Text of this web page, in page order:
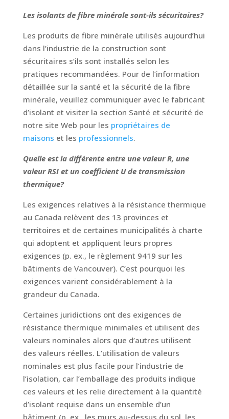
Les isolants de fibre minérale sont-ils sécuritaires?
Les produits de fibre minérale utilisés aujourd’hui
dans l’industrie de la construction sont
sécuritaires s’ils sont installés selon les
pratiques recommandées. Pour de l’information
détaillée sur la santé et la sécurité de la fibre
minérale, veuillez communiquer avec le fabricant
d’isolant et visiter la section Santé et sécurité de
notre site Web pour les propriétaires de
maisons et les professionnels.
Quelle est la différente entre une valeur R, une
valeur RSI et un coefficient U de transmission
thermique?
Les exigences relatives à la résistance thermique
au Canada relèvent des 13 provinces et
territoires et de certaines municipalités à charte
qui adoptent et appliquent leurs propres
exigences (p. ex., le règlement 9419 sur les
bâtiments de Vancouver). C’est pourquoi les
exigences varient considérablement à la
grandeur du Canada.
Certaines juridictions ont des exigences de
résistance thermique minimales et utilisent des
valeurs nominales alors que d’autres utilisent
des valeurs réelles. L’utilisation de valeurs
nominales est plus facile pour l’industrie de
l’isolation, car l’emballage des produits indique
ces valeurs et les relie directement à la quantité
d’isolant requise dans un ensemble d’un
bâtiment (p. ex., les murs au-dessus du sol, les